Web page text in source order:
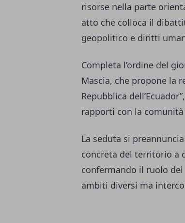
risorse nella parte
atto che colloca il
geopolitico e diritti
Completa l’ordine del
Mascia, che propone la
Repubblica
rapporti con la
La seduta si
concreta del territorio a
confermando il ruolo
ambiti diversi ma